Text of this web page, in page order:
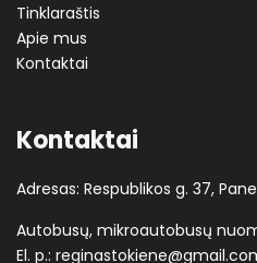
Tinklaraštis
Apie mus
Kontaktai
Kontaktai
Adresas: Respublikos g. 37,
Autobusų, mikroautobusų
El. p.: